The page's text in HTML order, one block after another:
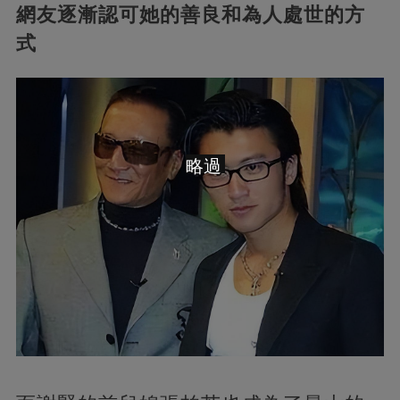
網友逐漸認可她的善良和為人處世的方
式
略過